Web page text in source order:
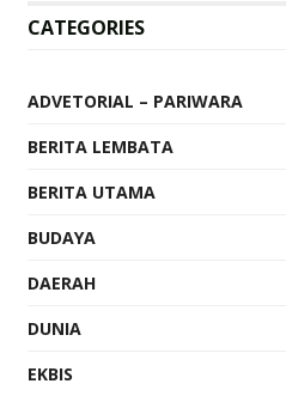
CATEGORIES
ADVETORIAL – PARIWARA
BERITA LEMBATA
BERITA UTAMA
BUDAYA
DAERAH
DUNIA
EKBIS